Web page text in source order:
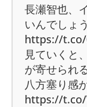
長瀬智也、
いんでしょ
https://t.co/
見ていくと
が寄せられ
八方塞り感
https://t.co/